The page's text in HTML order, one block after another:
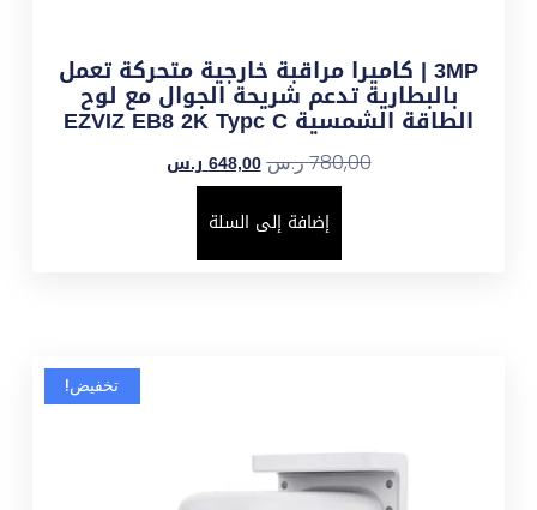
3MP | كاميرا مراقبة خارجية متحركة تعمل
بالبطارية تدعم شريحة الجوال مع لوح
الطاقة الشمسية EZVIZ EB8 2K Typc C
780,00ر.س 648,00ر.س
إضافة إلى السلة
تخفيض!